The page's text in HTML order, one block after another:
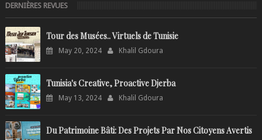
DERNIÈRES REVUES
Tour des Musées.. Virtuels de Tunisie
May 20, 2024 Khalil Gdoura
Tunisia's Creative, Proactive Djerba
May 13, 2024 Khalil Gdoura
Du Patrimoine Bâti: Des Projets Par Nos Citoyens Avertis